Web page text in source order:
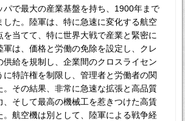
パで最大の産業基盤を持ち、1900年まで
した。陸軍は、特に急速に変化する航空
を当てて、特に世界大戦で産業と緊密に
軍は、価格と労働の免除を設定し、クレ
供給を規制し、企業間のクロスライセン
に特許権を制限し、管理者と労働者の関
。その結果、非常に急速な拡張と高品質
、そして最高の機械工を惹きつけた高賃
。航空機は別として、陸軍による戦争経